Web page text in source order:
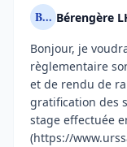
B... Bérengère
Bonjour, je
règlementaire
et de rendu de
gratification des
stage effectuée
(https://